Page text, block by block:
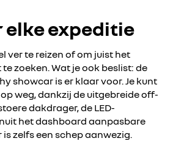
elke expeditie
ver te reizen of om juist het
zoeken. Wat je ook beslist: de
showcar is er klaar voor. Je kunt
weg, dankzij de uitgebreide off-
dakdrager, de LED-
het dashboard aanpasbare
zelfs een schep aanwezig.